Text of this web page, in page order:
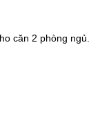
căn 2 phòng